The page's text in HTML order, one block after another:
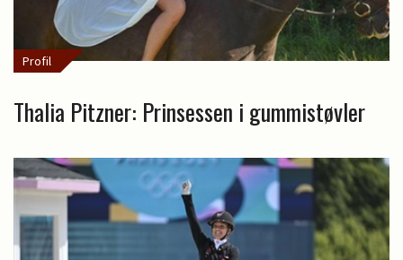
Profil
Thalia Pitzner: Prinsessen i gummistøvler